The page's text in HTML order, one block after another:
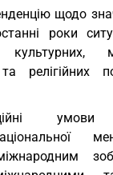
щодо
роки
культурних,
релігійних
умови